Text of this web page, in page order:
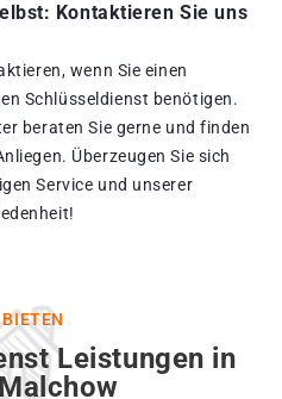
Kontaktieren Sie uns
wenn Sie einen
Schlüsseldienst benötigen.
beraten Sie gerne und finden
Überzeugen Sie sich
Service und unserer
Leistungen in